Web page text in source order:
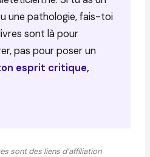
une pathologie, fais-toi
sont là pour
pas pour poser un
esprit critique,
sont des liens d’affiliation